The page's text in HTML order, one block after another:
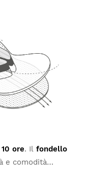
ore. Il fondello
e comodità